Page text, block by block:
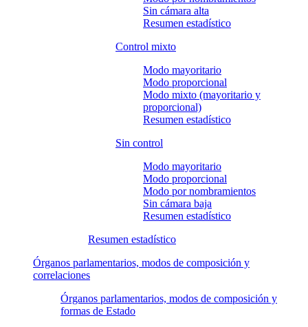
Sin cámara alta
Resumen estadístico
Control mixto
Modo mayoritario
Modo proporcional
Modo mixto (mayoritario y
proporcional)
Resumen estadístico
Sin control
Modo mayoritario
Modo proporcional
Modo por nombramientos
Sin cámara baja
Resumen estadístico
Resumen estadístico
Órganos parlamentarios, modos de composición y
correlaciones
Órganos parlamentarios, modos de composición y
formas de Estado